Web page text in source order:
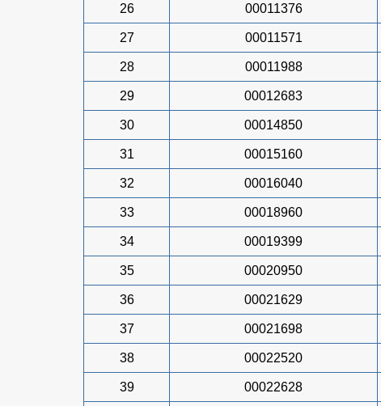
26 00011376
27 00011571
28 00011988
29 00012683
30 00014850
31 00015160
32 00016040
33 00018960
34 00019399
35 00020950
36 00021629
37 00021698
38 00022520
39 00022628